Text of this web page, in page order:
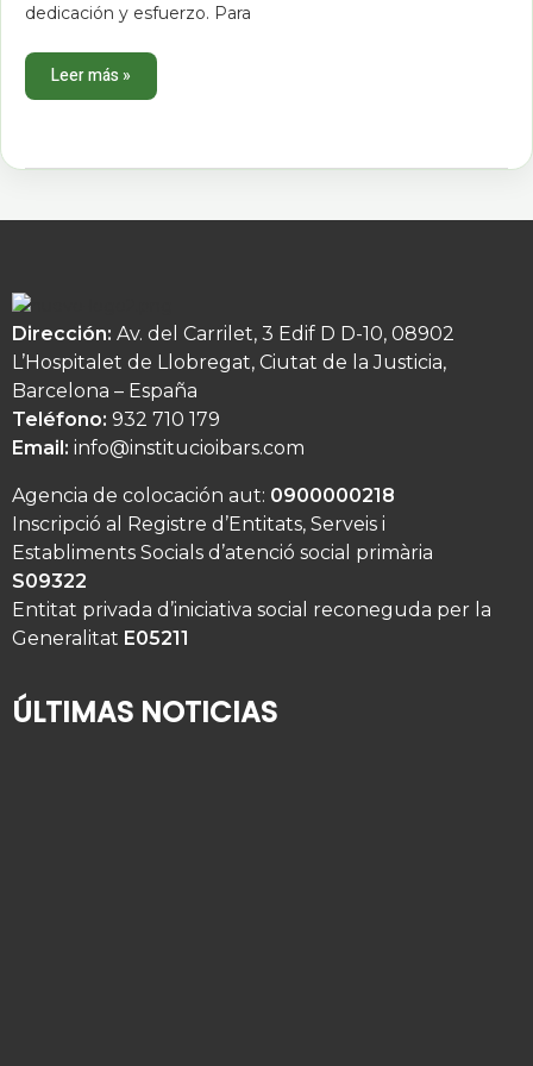
dedicación y esfuerzo. Para
Leer más »
Dirección: Av. del Carrilet, 3 Edif D D-10, 08902
L’Hospitalet de Llobregat, Ciutat de la Justicia,
Barcelona – España
Teléfono: 932 710 179
Email: info@institucioibars.com
Agencia de colocación aut: 0900000218
Inscripció al Registre d’Entitats, Serveis i
Establiments Socials d’atenció social primària
S09322
Entitat privada d’iniciativa social reconeguda per la
Generalitat E05211
ÚLTIMAS NOTICIAS